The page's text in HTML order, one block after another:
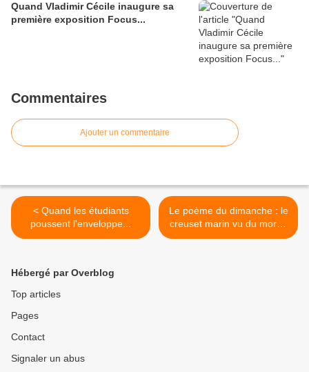
Quand Vladimir Cécile inaugure sa
première exposition Focus...
Commentaires
Ajouter un commentaire
< Quand les étudiants
poussent l'enveloppe...
Le poème du dimanche : le
creuset marin vu du morne
Abel. >
Hébergé par Overblog
Top articles
Pages
Contact
Signaler un abus